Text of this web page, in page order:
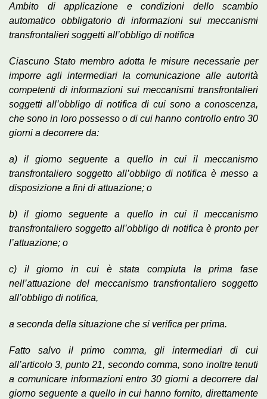
Ambito di applicazione e condizioni dello scambio
automatico obbligatorio di informazioni sui meccanismi
transfrontalieri soggetti all’obbligo di notifica
Ciascuno Stato membro adotta le misure necessarie per
imporre agli intermediari la comunicazione alle autorità
competenti di informazioni sui meccanismi transfrontalieri
soggetti all’obbligo di notifica di cui sono a conoscenza,
che sono in loro possesso o di cui hanno controllo entro 30
giorni a decorrere da:
a) il giorno seguente a quello in cui il meccanismo
transfrontaliero soggetto all’obbligo di notifica è messo a
disposizione a fini di attuazione; o
b) il giorno seguente a quello in cui il meccanismo
transfrontaliero soggetto all’obbligo di notifica è pronto per
l’attuazione; o
c) il giorno in cui è stata compiuta la prima fase
nell’attuazione del meccanismo transfrontaliero soggetto
all’obbligo di notifica,
a seconda della situazione che si verifica per prima.
Fatto salvo il primo comma, gli intermediari di cui
all’articolo 3, punto 21, secondo comma, sono inoltre tenuti
a comunicare informazioni entro 30 giorni a decorrere dal
giorno seguente a quello in cui hanno fornito, direttamente